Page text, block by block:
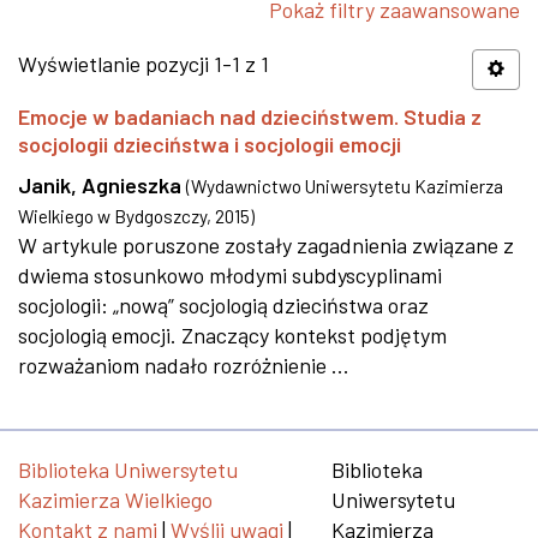
Pokaż filtry zaawansowane
Wyświetlanie pozycji 1-1 z 1
Emocje w badaniach nad dzieciństwem. Studia z
socjologii dzieciństwa i socjologii emocji
Janik, Agnieszka (Wydawnictwo Uniwersytetu Kazimierza
Wielkiego w Bydgoszczy, 2015)
W artykule poruszone zostały zagadnienia związane z
dwiema stosunkowo młodymi subdyscyplinami
socjologii: „nową” socjologią dzieciństwa oraz
socjologią emocji. Znaczący kontekst podjętym
rozważaniom nadało rozróżnienie ...
Biblioteka Uniwersytetu
Kazimierza Wielkiego
Kontakt z nami | Wyślij uwagi |
Biblioteka
Uniwersytetu
Kazimierza